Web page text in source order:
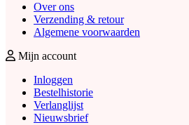
Over ons
Verzending & retour
Algemene voorwaarden
Mijn account
Inloggen
Bestelhistorie
Verlanglijst
Nieuwsbrief